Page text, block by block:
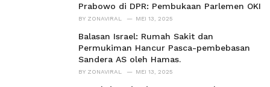
Prabowo di DPR: Pembukaan Parlemen OKI
BY ZONAVIRAL MEI 13, 2025
Balasan Israel: Rumah Sakit dan
Permukiman Hancur Pasca-pembebasan
Sandera AS oleh Hamas.
BY ZONAVIRAL MEI 13, 2025